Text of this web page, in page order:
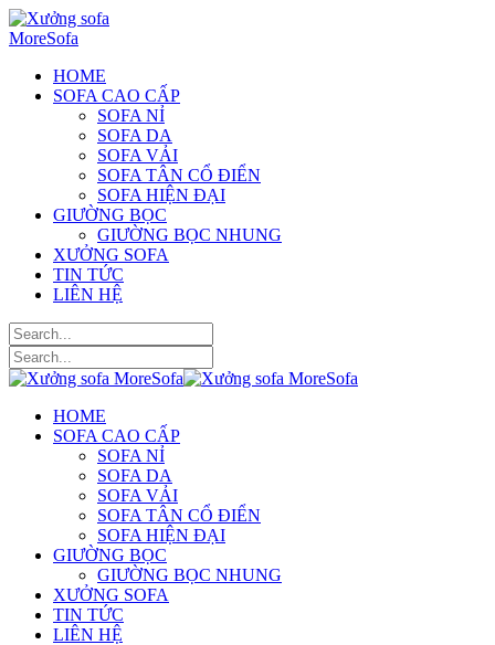
HOME
SOFA CAO CẤP
SOFA NỈ
SOFA DA
SOFA VẢI
SOFA TÂN CỔ ĐIỂN
SOFA HIỆN ĐẠI
GIƯỜNG BỌC
GIƯỜNG BỌC NHUNG
XƯỞNG SOFA
TIN TỨC
LIÊN HỆ
HOME
SOFA CAO CẤP
SOFA NỈ
SOFA DA
SOFA VẢI
SOFA TÂN CỔ ĐIỂN
SOFA HIỆN ĐẠI
GIƯỜNG BỌC
GIƯỜNG BỌC NHUNG
XƯỞNG SOFA
TIN TỨC
LIÊN HỆ